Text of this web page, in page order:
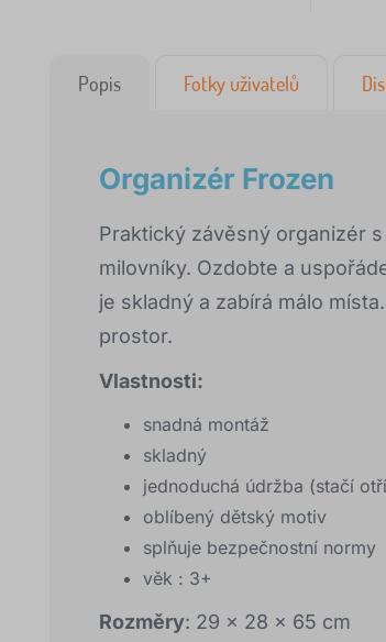
Popis Fotky uživatelů
Organizér Frozen
Praktický závěsný organizér
milovníky. Ozdobte a
je skladný a zabírá málo
prostor.
Vlastnosti:
snadná montáž
skladný
jednoduchá údržba (stačí
oblíbený dětský motiv
splňuje bezpečnostní normy
věk : 3+
Rozměry: 29 x 28 x 65 cm